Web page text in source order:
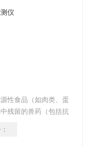
性食品（如肉类、蛋
残留的兽药（包括抗